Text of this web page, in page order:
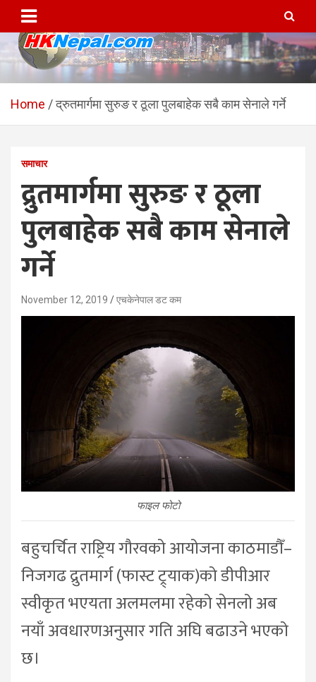
content
HKNepal.com – हङकङबाट
सञ्चालित पहिलो नेपाली अनलाईन
hknepal, hknepal.com, hk nepal, hk nepal com
Home द्रुतमार्गमा सुरुङ र ठूला पुलबाहेक सबै काम सेनाले गर्ने
समाचार
द्रुतमार्गमा सुरुङ र ठूला
पुलबाहेक सबै काम सेनाले
गर्ने
November 12, 2019 एचकेनेपाल डट कम
फाइल फोटो
बहुचर्चित राष्ट्रिय गौरवको आयोजना काठमाडौँ–
निजगढ द्रुतमार्ग (फास्ट ट्र्याक)को डीपीआर
स्वीकृत भएयता अलमलमा रहेको सेनलो अब
नयाँ अवधारणअनुसार गति अघि बढाउने भएको
छ।